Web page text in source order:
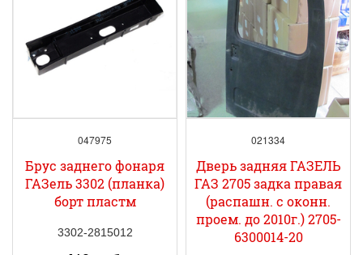
047975
Брус заднего фонаря
ГАЗель 3302 (планка)
борт пластм
3302-2815012
021334
Дверь задняя ГАЗЕЛЬ
ГАЗ 2705 задка правая
(распашн. с оконн.
проем. до 2010г.) 2705-
6300014-20